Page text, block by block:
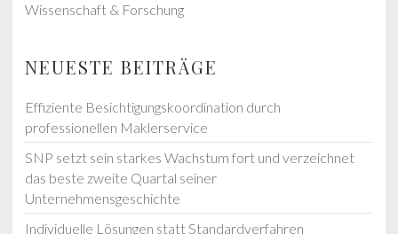
Wissenschaft & Forschung
NEUESTE BEITRÄGE
Effiziente Besichtigungskoordination durch
professionellen Maklerservice
SNP setzt sein starkes Wachstum fort und verzeichnet
das beste zweite Quartal seiner
Unternehmensgeschichte
Individuelle Lösungen statt Standardverfahren